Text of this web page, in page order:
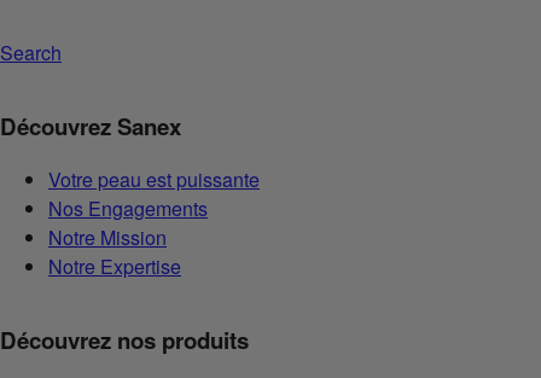
Search
Découvrez Sanex
Votre peau est puissante
Nos Engagements
Notre Mission
Notre Expertise
Découvrez nos produits